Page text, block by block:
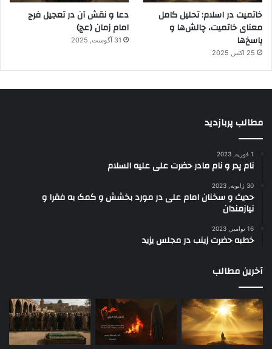
خاتمیت در اسلام: تحلیل کامل
معنای خاتمیت، چالش‌ها و
پاسخ‌ها
25 اکتبر, 2025
دعا و نقش آن در تعجیل فرج
امام زمان (عج)
31 آگوست, 2025
مطالب پربازدید
1 فوریه, 2023
نام پدر و نام مادر حضرت علی علیه السلام
30 ژانویه, 2023
حدیث و سخنان امام علی در مورد بخشش و کمک به فقرا و
نیازمندان
16 نوامبر, 2023
خطبه حضرت زینب در مجلس یزید
آخرین مطالب